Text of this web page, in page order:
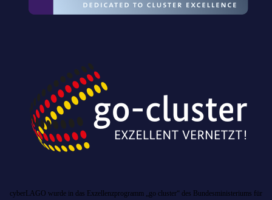
cyberLAGO wurde in das Exzellenzprogramm „go cluster“ des Bundesministeriums für